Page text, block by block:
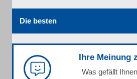
Die besten
Ihre Meinung
Was gefällt